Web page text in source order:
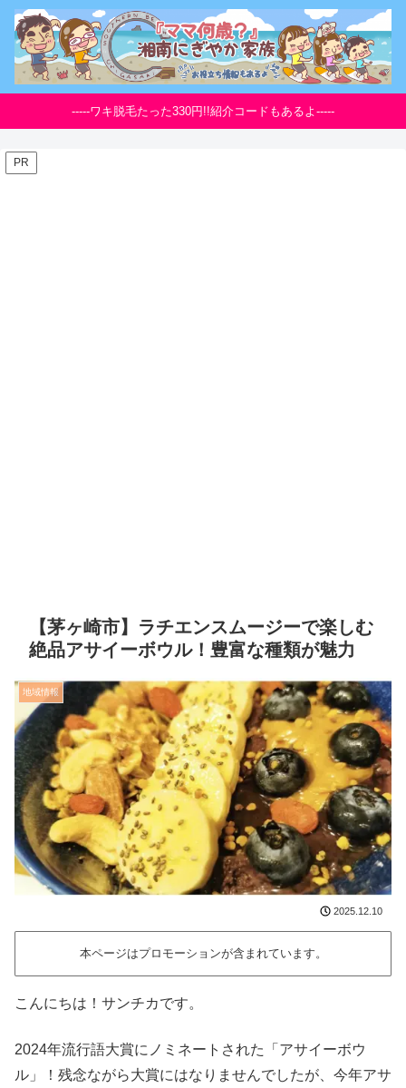
-----ワキ脱毛たった330円!!紹介コードもあるよ-----
PR
【茅ヶ崎市】ラチエンスムージーで楽しむ
絶品アサイーボウル！豊富な種類が魅力
地域情報
2025.12.10
本ページはプロモーションが含まれています。
こんにちは！サンチカです。
2024年流行語大賞にノミネートされた「アサイーボウ
ル」！残念ながら大賞にはなりませんでしたが、今年アサ